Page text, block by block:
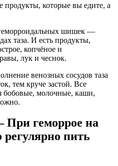
продукты, которые вы едите, а
шишек —
таза. И есть продукты,
копчёное и
лук и чеснок.
венозных сосудов таза
тем круче застой. Все
бобовые, молочные, каши,
геморрое на
пить